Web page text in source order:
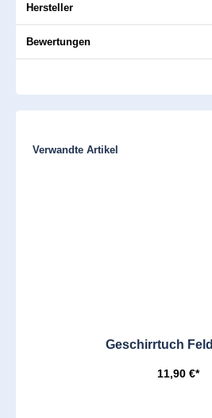
Hersteller
Bewertungen
Produktgalerie überspringen
Verwandte Artikel
Geschirrtuch
11,90 €*